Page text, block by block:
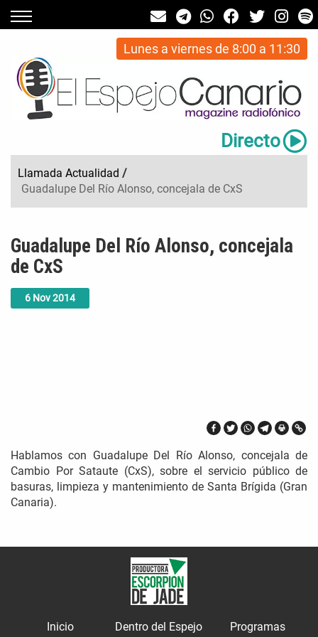
Lunes a viernes de 8:00 a 11:30
Directo
Llamada Actualidad /
Guadalupe Del Río Alonso, concejala de CxS
6 Nov2014
Guadalupe Del Río Alonso, concejala
de CxS
Hablamos con Guadalupe Del Río Alonso, concejala de
Cambio Por Sataute (CxS), sobre el servicio público de
basuras, limpieza y mantenimiento de Santa Brígida (Gran
Canaria).
Inicio Dentro del Espejo Programas